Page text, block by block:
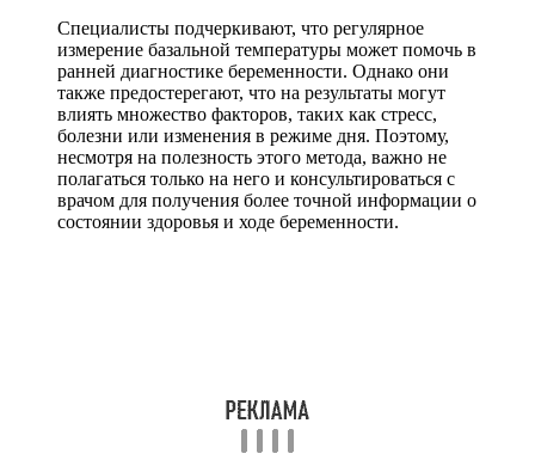
Специалисты подчеркивают, что регулярное
измерение базальной температуры может помочь в
ранней диагностике беременности. Однако они
также предостерегают, что на результаты могут
влиять множество факторов, таких как стресс,
болезни или изменения в режиме дня. Поэтому,
несмотря на полезность этого метода, важно не
полагаться только на него и консультироваться с
врачом для получения более точной информации о
состоянии здоровья и ходе беременности.